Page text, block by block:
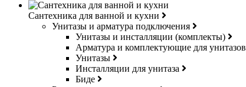
Сантехника для ванной и кухни
Унитазы и арматура подключения
Унитазы и инсталляции (комплекты)
Арматура и комплектующие для унитазов
Унитазы
Инсталляции для унитаза
Биде